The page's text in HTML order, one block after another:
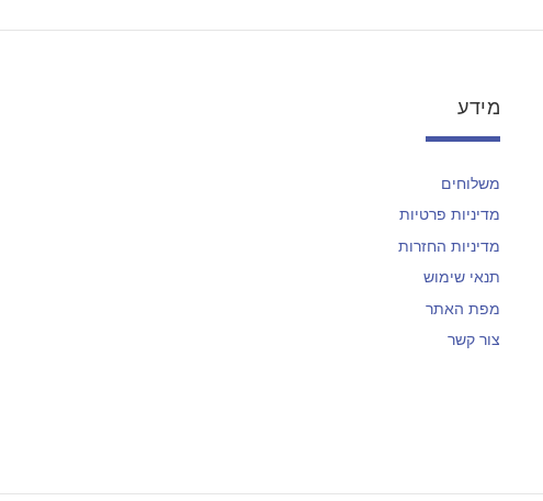
מידע
משלוחים
מדיניות פרטיות
מדיניות החזרות
תנאי שימוש
מפת האתר
צור קשר